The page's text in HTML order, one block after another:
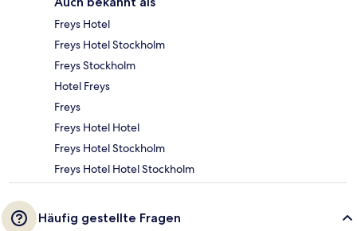
Freys Hotel
Freys Hotel Stockholm
Freys Stockholm
Hotel Freys
Freys
Freys Hotel Hotel
Freys Hotel Stockholm
Freys Hotel Hotel Stockholm
Häufig gestellte Fragen